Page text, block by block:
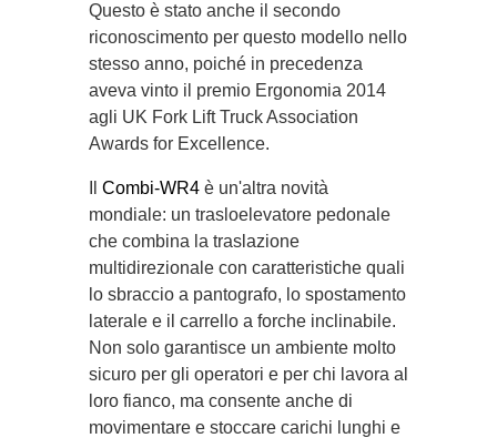
Questo è stato anche il secondo
riconoscimento per questo modello nello
stesso anno, poiché in precedenza
aveva vinto il premio Ergonomia 2014
agli UK Fork Lift Truck Association
Awards for Excellence.
Combi-WR4 è un'altra novità
mondiale: un trasloelevatore pedonale
che combina la traslazione
multidirezionale con caratteristiche quali
lo sbraccio a pantografo, lo spostamento
laterale e il carrello a forche inclinabile.
Non solo garantisce un ambiente molto
sicuro per gli operatori e per chi lavora al
loro fianco, ma consente anche di
movimentare e stoccare carichi lunghi e